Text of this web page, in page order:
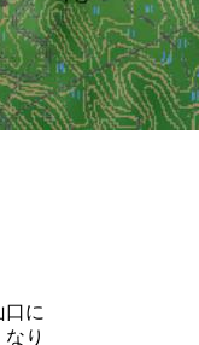
に
り